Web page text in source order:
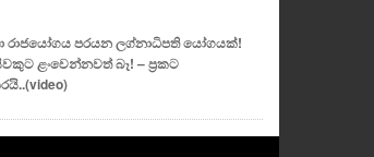
රාජයෝගය පරයන ලග්නාධිපති යෝගයක්!
ළංවෙන්නවත් බෑ! – ප්‍රකට